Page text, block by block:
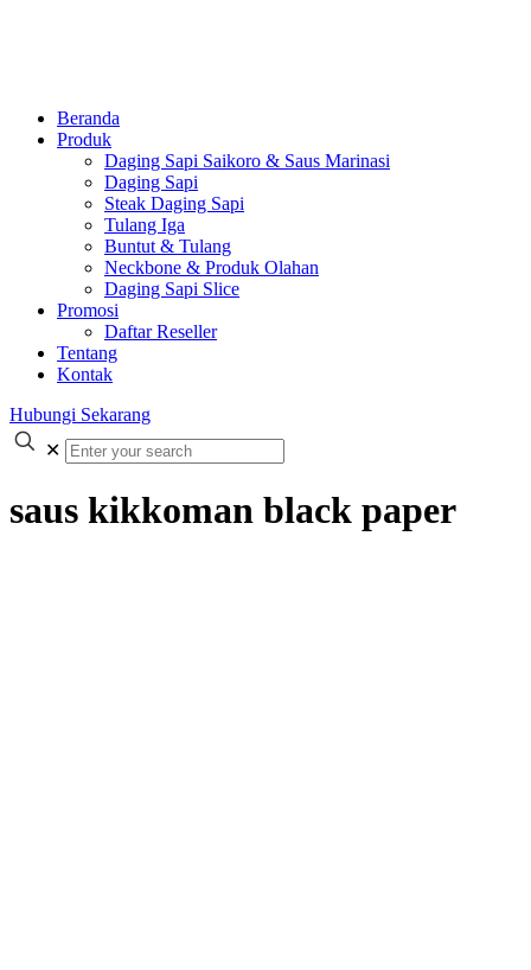
Beranda
Produk
Daging Sapi Saikoro & Saus Marinasi
Daging Sapi
Steak Daging Sapi
Tulang Iga
Buntut & Tulang
Neckbone & Produk Olahan
Daging Sapi Slice
Promosi
Daftar Reseller
Tentang
Kontak
Hubungi Sekarang
✕
saus kikkoman black paper